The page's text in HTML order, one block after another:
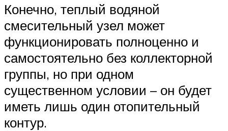
Конечно, теплый водяной
смесительный узел может
функционировать полноценно и
самостоятельно без коллекторной
группы, но при одном
существенном условии – он будет
иметь лишь один отопительный
контур.